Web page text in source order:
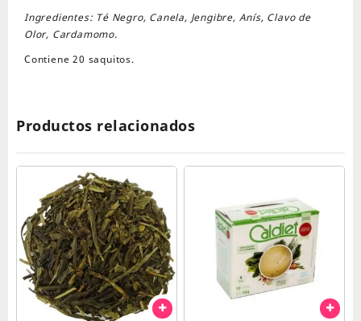
Ingredientes: Té Negro, Canela, Jengibre, Anís, Clavo de
Olor, Cardamomo.
Contiene 20 saquitos.
Productos relacionados